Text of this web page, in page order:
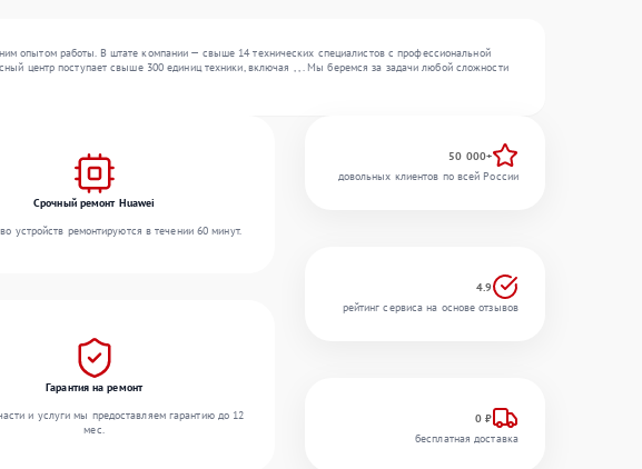
опытом работы. В штате компании — свыше 14 технических специалистов с профессиональной
центр поступает свыше 300 единиц техники, включая , , . Мы беремся за задачи любой сложности
Срочный ремонт Huawei
устройств ремонтируются в течении 60 минут.
Гарантия на ремонт
и услуги мы предоставляем гарантию до 12
мес.
50 000+
довольных клиентов по всей России
4.9
рейтинг сервиса на основе отзывов
0 ₽
бесплатная доставка